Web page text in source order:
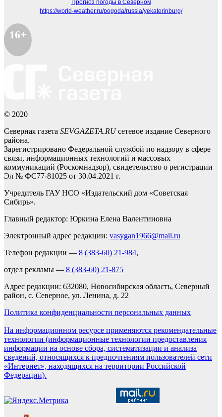
Прогноз погоды в Северном
https://world-weather.ru/pogoda/russia/yekaterinburg/
16+
© 2020
Северная газета SEVGAZETA.RUсетевое издание Северного
района.
Зарегистрировано Федеральной службой по надзору в сфере
связи, информационных технологий и массовых
коммуникаций (Роскомнадзор), свидетельство о регистрации
Эл № ФС77-81025 от 30.04.2021 г.
Учредитель ГАУ НСО «Издательский дом «Советская
Сибирь».
Главный редактор: Юркина Елена Валентиновна
Электронный адрес редакции: vasygan1966@mail.ru
Телефон редакции — 8 (383-60) 21-984,
отдел рекламы — 8 (383-60) 21-875
Адрес редакции: 632080, Новосибирская область, Северный
район, с. Северное, ул. Ленина, д. 22
Политика конфиденциальности персональных данных
На информационном ресурсе применяются рекомендательные
технологии (информационные технологии предоставления
информации на основе сбора, систематизации и анализа
сведений, относящихся к предпочтениям пользователей сети
«Интернет», находящихся на территории Российской
Федерации).